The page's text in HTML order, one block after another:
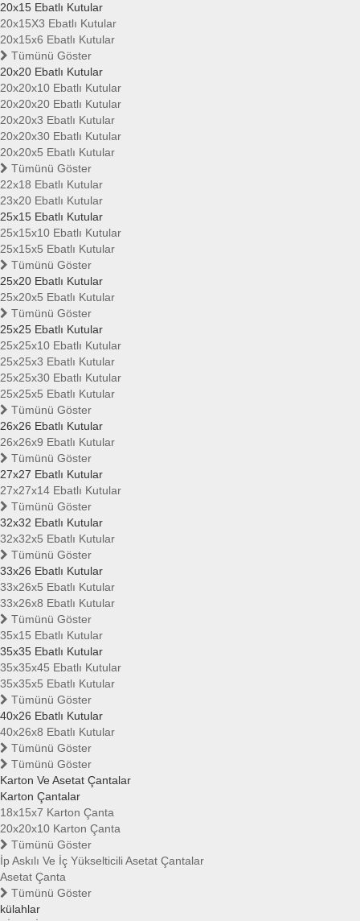
20x15 Ebatlı Kutular
20x15X3 Ebatlı Kutular
20x15x6 Ebatlı Kutular
Tümünü Göster
20x20 Ebatlı Kutular
20x20x10 Ebatlı Kutular
20x20x20 Ebatlı Kutular
20x20x3 Ebatlı Kutular
20x20x30 Ebatlı Kutular
20x20x5 Ebatlı Kutular
Tümünü Göster
22x18 Ebatlı Kutular
23x20 Ebatlı Kutular
25x15 Ebatlı Kutular
25x15x10 Ebatlı Kutular
25x15x5 Ebatlı Kutular
Tümünü Göster
25x20 Ebatlı Kutular
25x20x5 Ebatlı Kutular
Tümünü Göster
25x25 Ebatlı Kutular
25x25x10 Ebatlı Kutular
25x25x3 Ebatlı Kutular
25x25x30 Ebatlı Kutular
25x25x5 Ebatlı Kutular
Tümünü Göster
26x26 Ebatlı Kutular
26x26x9 Ebatlı Kutular
Tümünü Göster
27x27 Ebatlı Kutular
27x27x14 Ebatlı Kutular
Tümünü Göster
32x32 Ebatlı Kutular
32x32x5 Ebatlı Kutular
Tümünü Göster
33x26 Ebatlı Kutular
33x26x5 Ebatlı Kutular
33x26x8 Ebatlı Kutular
Tümünü Göster
35x15 Ebatlı Kutular
35x35 Ebatlı Kutular
35x35x45 Ebatlı Kutular
35x35x5 Ebatlı Kutular
Tümünü Göster
40x26 Ebatlı Kutular
40x26x8 Ebatlı Kutular
Tümünü Göster
Tümünü Göster
Karton Ve Asetat Çantalar
Karton Çantalar
18x15x7 Karton Çanta
20x20x10 Karton Çanta
Tümünü Göster
İp Askılı Ve İç Yükselticili Asetat Çantalar
Asetat Çanta
Tümünü Göster
külahlar